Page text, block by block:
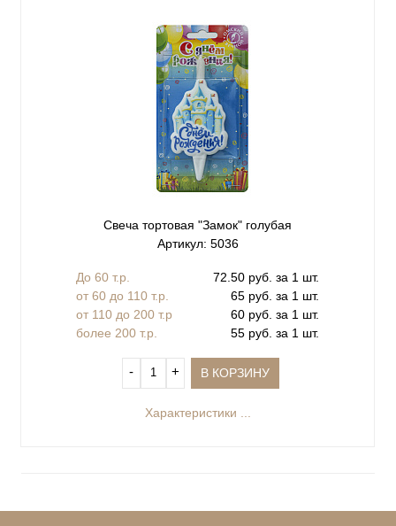
Свеча тортовая "Замок" голубая
Артикул: 5036
До 60 т.р.
72.50 руб. за 1 шт.
от 60 до 110 т.р.
65 руб. за 1 шт.
от 110 до 200 т.р
60 руб. за 1 шт.
более 200 т.р.
55 руб. за 1 шт.
‐ + В КОРЗИНУ
Характеристики ...